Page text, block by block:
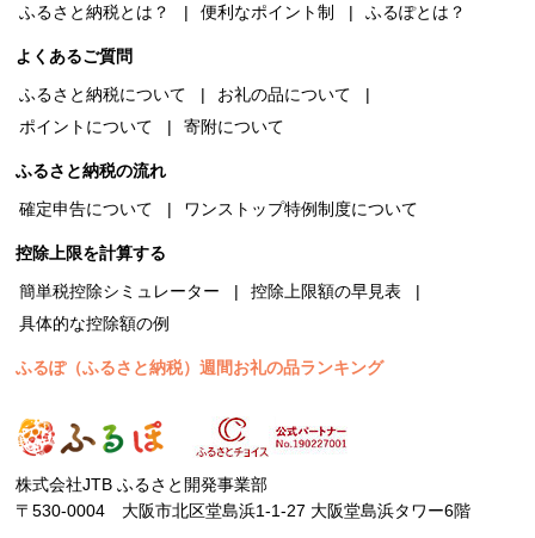
ふるさと納税とは？
便利なポイント制 ふるぽとは？
よくあるご質問
ふるさと納税について
お礼の品について
ポイントについて
寄附について
ふるさと納税の流れ
確定申告について
ワンストップ特例制度について
控除上限を計算する
簡単税控除シミュレーター
控除上限額の早見表
具体的な控除額の例
ふるぽ（ふるさと納税）週間お礼の品ランキング
株式会社JTB ふるさと開発事業部
〒530-0004 大阪市北区堂島浜1-1-27 大阪堂島浜タワー6階